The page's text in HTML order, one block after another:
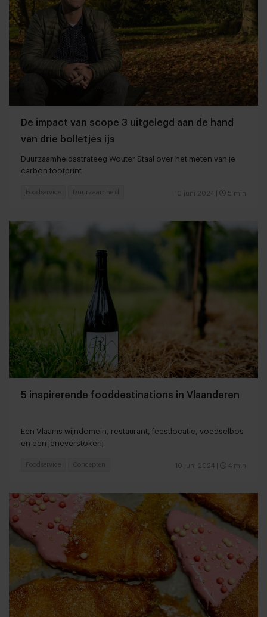
De impact van scope 3 uitgelegd aan de hand
van drie bolletjes ijs
Duurzaamheidsstrateeg Wouter Staal over het meten van je
carbon footprint
10 juni 2024 5 min
Foodservice Duurzaamheid
5 inspirerende fooddestinations in Vlaanderen
Een Vlaams wijndomein, restaurant, feestlocatie, voedselbos
en een jeneverstokerij
10 juni 2024 4 min
Foodservice Concepten